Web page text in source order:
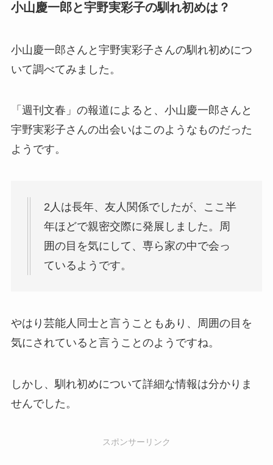
小山慶一郎と宇野実彩子の馴れ初めは？
小山慶一郎さんと宇野実彩子さんの馴れ初めにつ
いて調べてみました。
「週刊文春」の報道によると、小山慶一郎さんと
宇野実彩子さんの出会いはこのようなものだった
ようです。
2人は長年、友人関係でしたが、ここ半
年ほどで親密交際に発展しました。周
囲の目を気にして、専ら家の中で会っ
ているようです。
やはり芸能人同士と言うこともあり、周囲の目を
気にされていると言うことのようですね。
しかし、馴れ初めについて詳細な情報は分かりま
せんでした。
スポンサーリンク